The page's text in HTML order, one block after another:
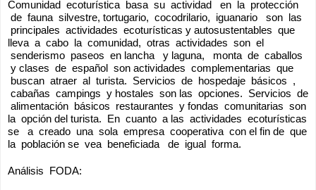
Comunidad  ecoturística  basa  su  actividad   en  la  protección
de  fauna  silvestre, tortugario,  cocodrilario,  iguanario   son  las
principales  actividades  ecoturísticas y autosustentables  que
lleva  a  cabo  la  comunidad,  otras  actividades  son  el
senderismo  paseos  en lancha   y laguna,   monta  de  caballos
y clases  de  español  son actividades  complementarias  que
buscan  atraer  al  turista.  Servicios  de  hospedaje  básicos  ,
cabañas  campings  y hostales  son las  opciones.  Servicios  de
alimentación  básicos  restaurantes  y fondas  comunitarias  son
la  opción del turista.  En  cuanto  a las  actividades  ecoturísticas
se   a  creado  una  sola  empresa  cooperativa  con el fin de  que
la  población se  vea  beneficiada   de  igual  forma.
Análisis  FODA: